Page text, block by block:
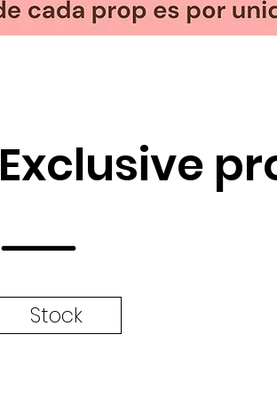
Exclusive
Stock